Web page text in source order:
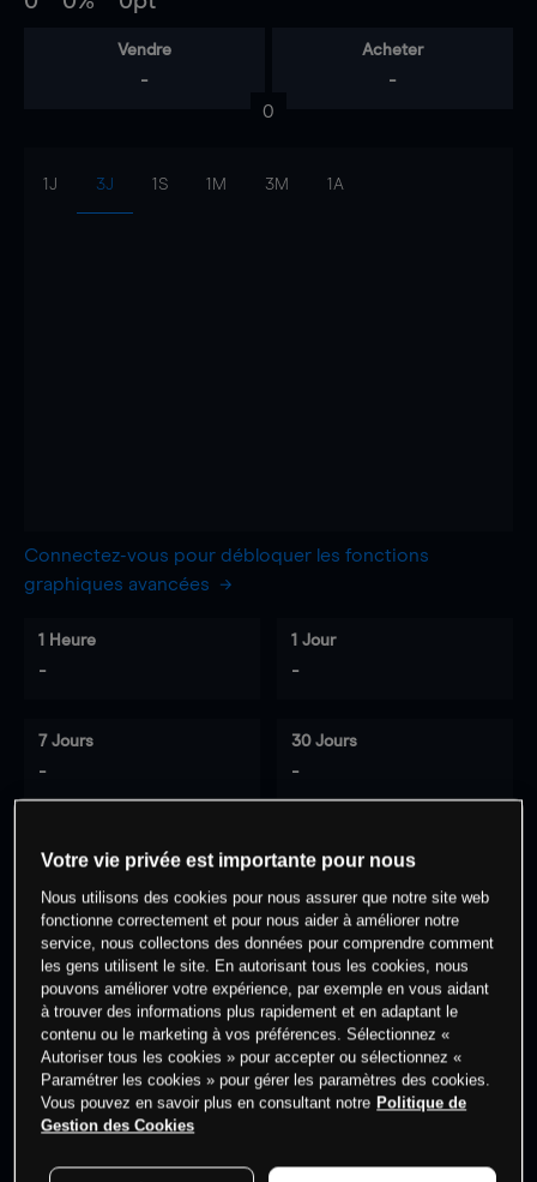
Vendre
-
Acheter
-
0
1J 3J 1S 1M 3M 1A
Connectez-vous pour débloquer les fonctions
graphiques avancées
1 Heure
-
1 Jour
-
7 Jours
-
30 Jours
-
0 % des clients ont une position à
cet actif
Commencez à trader
dernières données du marché.Log into see latest
Votre vie privée est importante pour nous
Nous utilisons des cookies pour nous assurer que notre site web
fonctionne correctement et pour nous aider à améliorer notre
service, nous collectons des données pour comprendre comment
les gens utilisent le site. En autorisant tous les cookies, nous
pouvons améliorer votre expérience, par exemple en vous aidant
à trouver des informations plus rapidement et en adaptant le
contenu ou le marketing à vos préférences. Sélectionnez «
Autoriser tous les cookies » pour accepter ou sélectionnez «
Paramétrer les cookies » pour gérer les paramètres des cookies.
Vous pouvez en savoir plus en consultant notre Politique de
Gestion des Cookies